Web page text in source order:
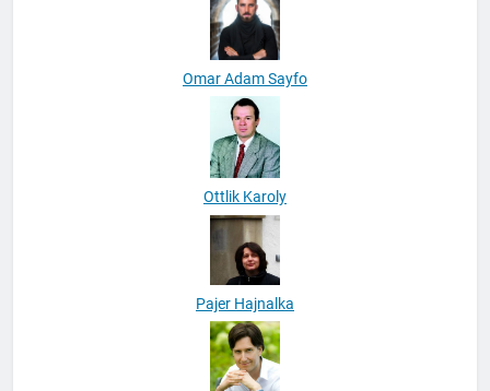
Omar Adam Sayfo
Ottlik Karoly
Pajer Hajnalka